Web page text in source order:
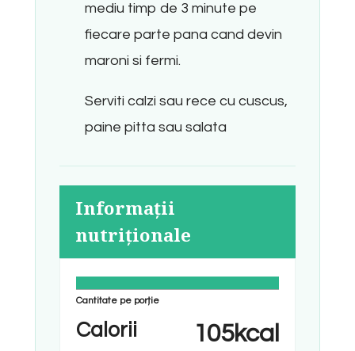
mediu timp de 3 minute pe
fiecare parte pana cand devin
maroni si fermi.
Serviti calzi sau rece cu cuscus,
paine pitta sau salata
Informații
nutriționale
Cantitate pe porție
Calorii 105kcal